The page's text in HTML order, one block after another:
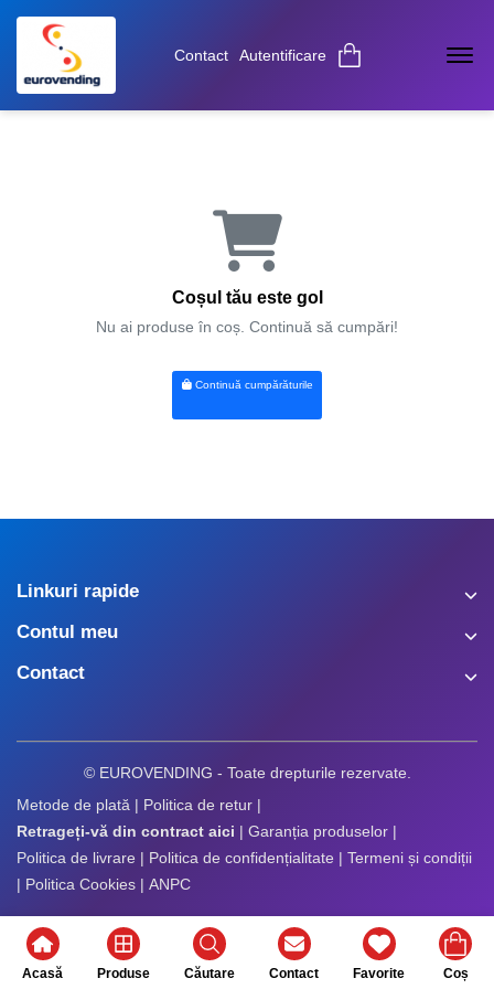
Contact
Autentificare
Acasă Produse Căutare Contact Favorite Coș
Coșul tău este gol
Nu ai produse în coș. Continuă să cumpări!
Continuă cumpărăturile
Linkuri rapide
Contul meu
Contact
© EUROVENDING - Toate drepturile rezervate.
Metode de plată | Politica de retur |
Retrageți-vă din contract aici | Garanția produselor |
Politica de livrare | Politica de confidențialitate | Termeni și condiții
| Politica Cookies | ANPC